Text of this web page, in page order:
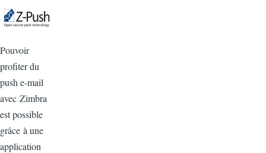
Pouvoir
profiter du
push e-mail
avec Zimbra
est possible
grâce à une
application